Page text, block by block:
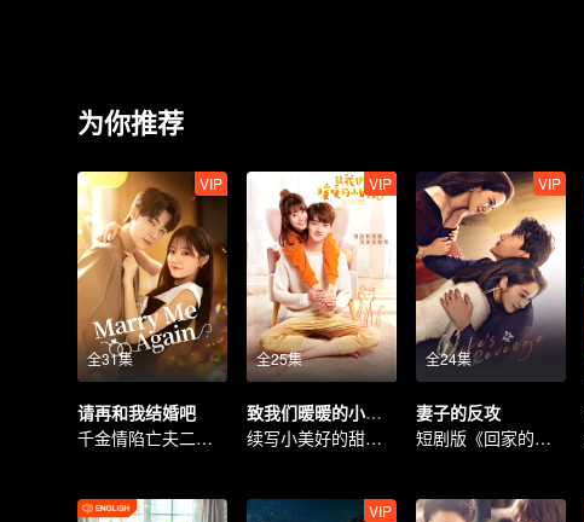
为你推荐
全31集
VIP
请再和我结婚吧
千金情陷亡夫二重身
全25集
VIP
致我们暖暖的小时光
续写小美好的甜蜜青春
全24集
VIP
妻子的反攻
短剧版《回家的诱惑》
VIP